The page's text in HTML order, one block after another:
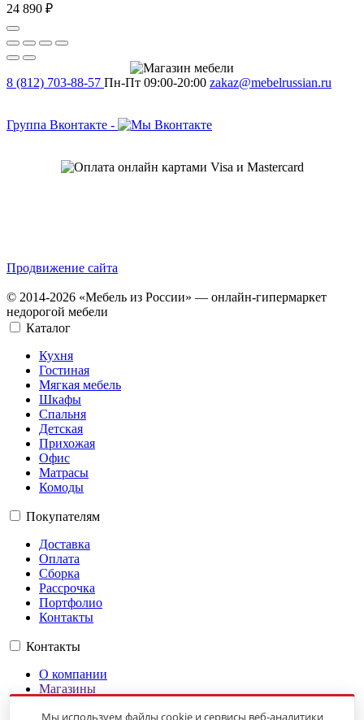
24 890 ₽
8 (812) 703-88-57 Пн-Пт 09:00-20:00 zakaz@mebelrussian.ru
Группа Вконтакте -
Продвижение сайта
© 2014-2026 «Мебель из России» — онлайн-гипермаркет
недорогой мебели
Каталог
Кухня
Гостиная
Мягкая мебель
Шкафы
Спальня
Детская
Прихожая
Офис
Матрасы
Комоды
Покупателям
Доставка
Оплата
Сборка
Рассрочка
Портфолио
Контакты
Контакты
О компании
Магазины
Мы используем файлы cookie и сервисы веб-аналитики